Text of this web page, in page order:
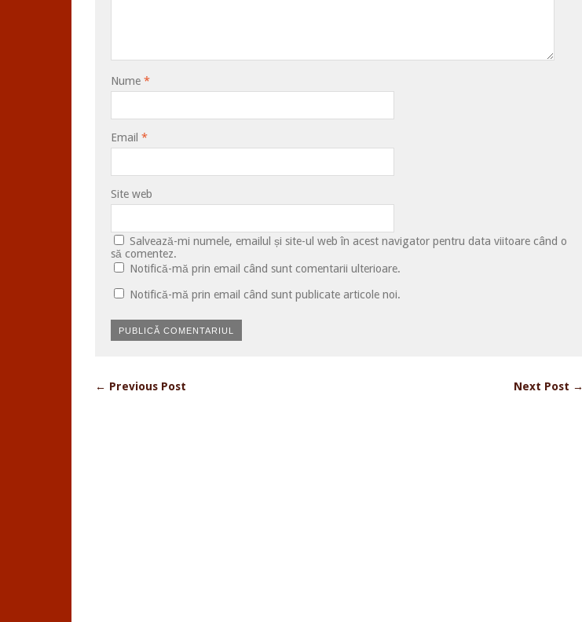
Nume *
Email *
Site web
Salvează-mi numele, emailul și site-ul web în acest navigator pentru data viitoare când o
să comentez.
Notifică-mă prin email când sunt comentarii ulterioare.
Notifică-mă prin email când sunt publicate articole noi.
← Previous Post Next Post →